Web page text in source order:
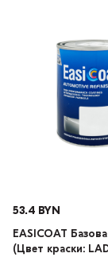
53.4 BYN
EASICOAT
(Цвет краски: